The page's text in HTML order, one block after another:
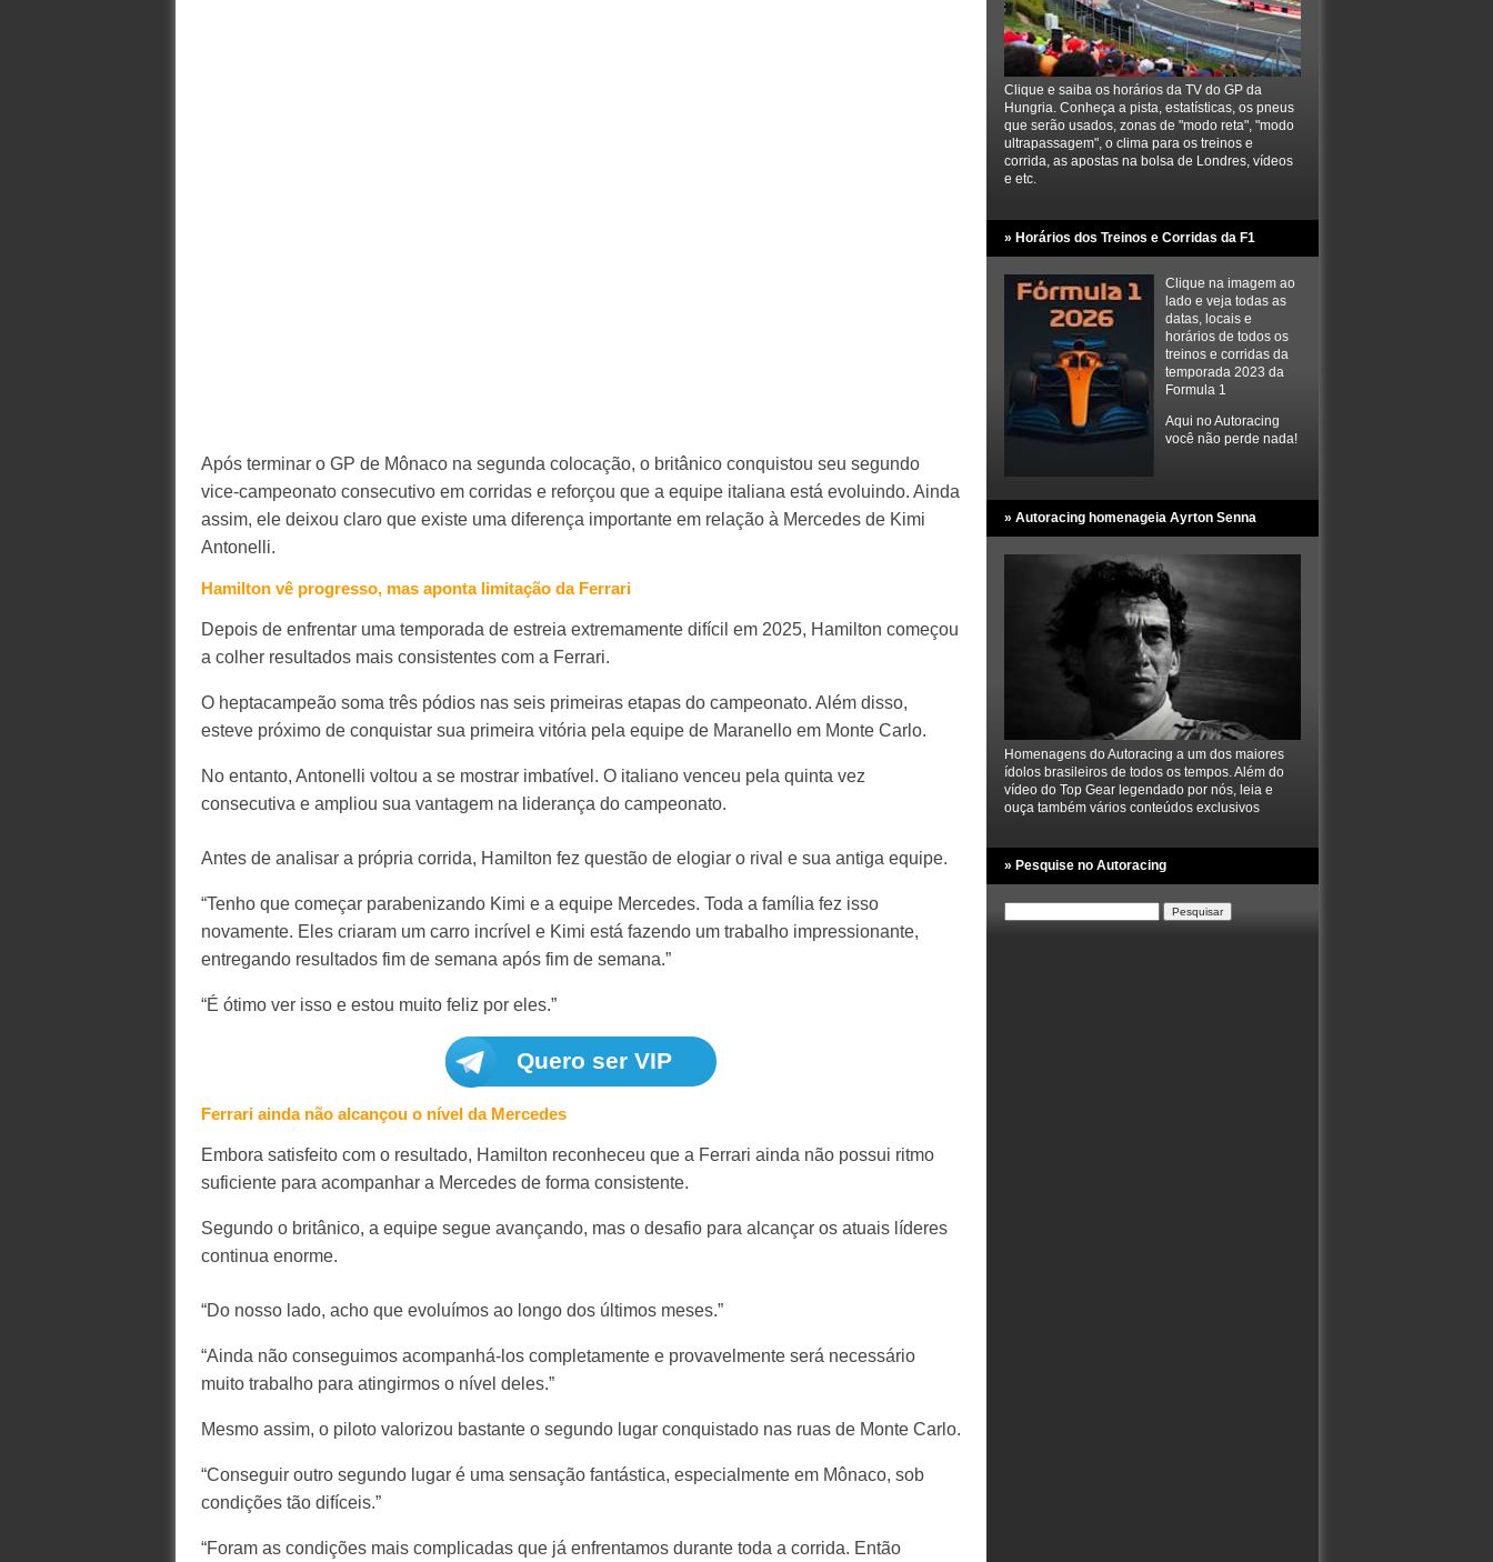
Após terminar o GP de Mônaco na segunda colocação, o britânico conquistou seu segundo
vice-campeonato consecutivo em corridas e reforçou que a equipe italiana está evoluindo. Ainda
assim, ele deixou claro que existe uma diferença importante em relação à Mercedes de Kimi
Antonelli.
Hamilton vê progresso, mas aponta limitação da Ferrari
Depois de enfrentar uma temporada de estreia extremamente difícil em 2025, Hamilton começou
a colher resultados mais consistentes com a Ferrari.
O heptacampeão soma três pódios nas seis primeiras etapas do campeonato. Além disso,
esteve próximo de conquistar sua primeira vitória pela equipe de Maranello em Monte Carlo.
No entanto, Antonelli voltou a se mostrar imbatível. O italiano venceu pela quinta vez
consecutiva e ampliou sua vantagem na liderança do campeonato.
Antes de analisar a própria corrida, Hamilton fez questão de elogiar o rival e sua antiga equipe.
“Tenho que começar parabenizando Kimi e a equipe Mercedes. Toda a família fez isso
novamente. Eles criaram um carro incrível e Kimi está fazendo um trabalho impressionante,
entregando resultados fim de semana após fim de semana.”
“É ótimo ver isso e estou muito feliz por eles.”
Quero ser VIP
Ferrari ainda não alcançou o nível da Mercedes
Embora satisfeito com o resultado, Hamilton reconheceu que a Ferrari ainda não possui ritmo
suficiente para acompanhar a Mercedes de forma consistente.
Segundo o britânico, a equipe segue avançando, mas o desafio para alcançar os atuais líderes
continua enorme.
“Do nosso lado, acho que evoluímos ao longo dos últimos meses.”
“Ainda não conseguimos acompanhá-los completamente e provavelmente será necessário
muito trabalho para atingirmos o nível deles.”
Mesmo assim, o piloto valorizou bastante o segundo lugar conquistado nas ruas de Monte Carlo.
“Conseguir outro segundo lugar é uma sensação fantástica, especialmente em Mônaco, sob
condições tão difíceis.”
“Foram as condições mais complicadas que já enfrentamos durante toda a corrida. Então
Clique e saiba os horários da TV do GP da
Hungria. Conheça a pista, estatísticas, os pneus
que serão usados, zonas de "modo reta", "modo
ultrapassagem", o clima para os treinos e
corrida, as apostas na bolsa de Londres, vídeos
e etc.
» Horários dos Treinos e Corridas da F1
Clique na imagem ao
lado e veja todas as
datas, locais e
horários de todos os
treinos e corridas da
temporada 2023 da
Formula 1
Aqui no Autoracing
você não perde nada!
» Autoracing homenageia Ayrton Senna
Homenagens do Autoracing a um dos maiores
ídolos brasileiros de todos os tempos. Além do
vídeo do Top Gear legendado por nós, leia e
ouça também vários conteúdos exclusivos
» Pesquise no Autoracing
por: